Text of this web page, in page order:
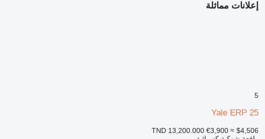
إعلانات مماثلة
5
Yale ERP 25
TND 13,200.000 €3,900 ≈ $4,506